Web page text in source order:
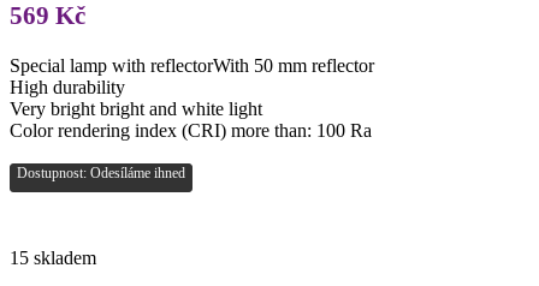
569 Kč
Special lamp with reflectorWith 50 mm reflector
High durability
Very bright bright and white light
Color rendering index (CRI) more than: 100 Ra
Dostupnost: Odesíláme ihned
15 skladem